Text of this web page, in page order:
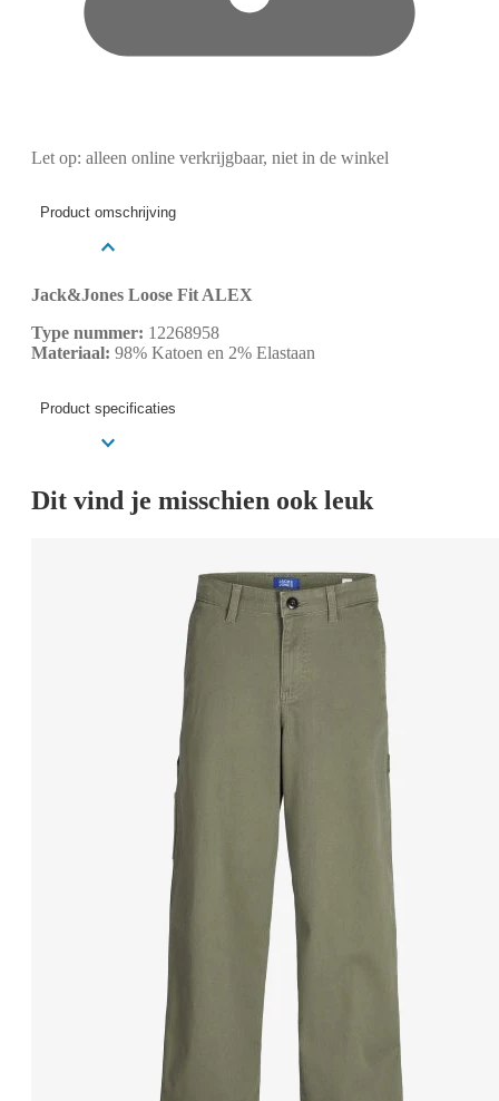
Let op: alleen online verkrijgbaar, niet in de winkel
Product omschrijving
Jack&Jones Loose Fit ALEX
Type nummer: 12268958
Materiaal: 98% Katoen en 2% Elastaan
Product specificaties
Dit vind je misschien ook leuk